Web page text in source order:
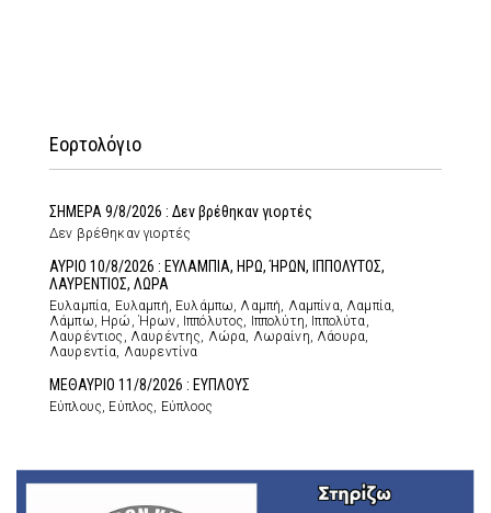
Εορτολόγιο
ΣΗΜΕΡΑ 9/8/2026 : Δεν βρέθηκαν γιορτές
Δεν βρέθηκαν γιορτές
ΑΥΡΙΟ 10/8/2026 : ΕΥΛΑΜΠΙΑ, ΗΡΩ, ΉΡΩΝ, ΙΠΠΟΛΥΤΟΣ,
ΛΑΥΡΕΝΤΙΟΣ, ΛΩΡΑ
Ευλαμπία, Ευλαμπή, Ευλάμπω, Λαμπή, Λαμπίνα, Λαμπία,
Λάμπω, Ηρώ, Ήρων, Ιππόλυτος, Ιππολύτη, Ιππολύτα,
Λαυρέντιος, Λαυρέντης, Λώρα, Λωραίνη, Λάουρα,
Λαυρεντία, Λαυρεντίνα
ΜΕΘΑΥΡΙΟ 11/8/2026 : ΕΥΠΛΟΥΣ
Εύπλους, Εύπλος, Εύπλοος